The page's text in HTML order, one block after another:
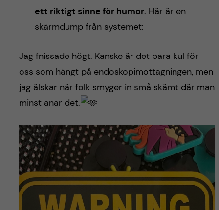
ett riktigt sinne för humor. Här är en
skärmdump från systemet:
Jag fnissade högt. Kanske är det bara kul för
oss som hängt på endoskopimottagningen, men
jag älskar när folk smyger in små skämt där man
minst anar det.